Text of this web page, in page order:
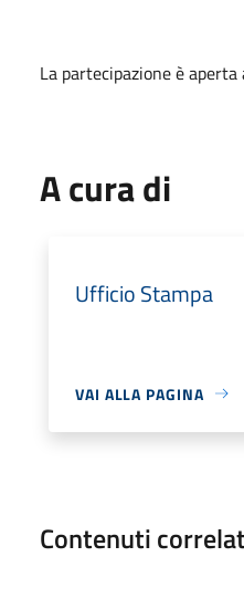
La partecipazione è
A cura di
Ufficio Stampa
VAI ALLA PAGINA
Contenuti